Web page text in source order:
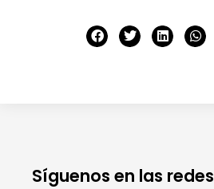
Síguenos en las redes